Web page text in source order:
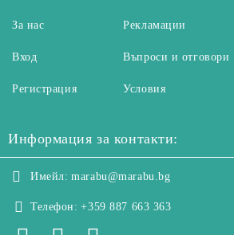
За нас
Вход
Регистрация
Рекламации
Въпроси и отговори
Условия
Информация за контакти:
Имейл: marabu@marabu.bg
Телефон: +359 887 663 363